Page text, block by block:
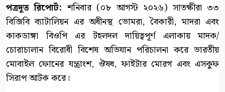
পত্রদূত রিপোর্ট: শনিবার (০৮ আগস্ট ২০২৬) সাতক্ষীরা ৩৩
বিজিবি ব্যাটালিয়ন এর অধীনস্থ ভোমরা, বৈকারী, মাদরা এবং
কাকডাঙ্গা বিওপি এর টহলদল দায়িত্বপূর্ণ এলাকায় মাদক/
চোরাচালান বিরোধী বিশেষ অভিযান পরিচালনা করে ভারতীয়
মোবাইল ফোনের যন্ত্রাংশ, ঔষধ, ফাইটার মোরগ এবং এসকুফ
সিরাপ আটক করে।